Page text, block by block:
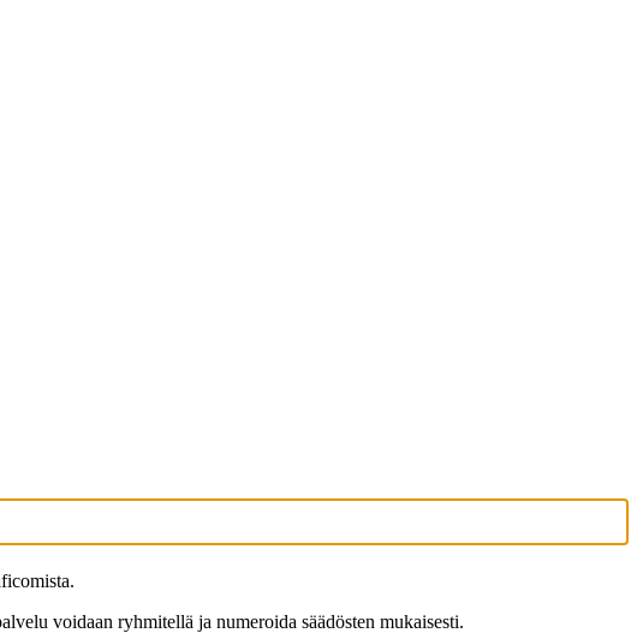
voidaan ryhmitellä ja numeroida säädösten mukaisesti.